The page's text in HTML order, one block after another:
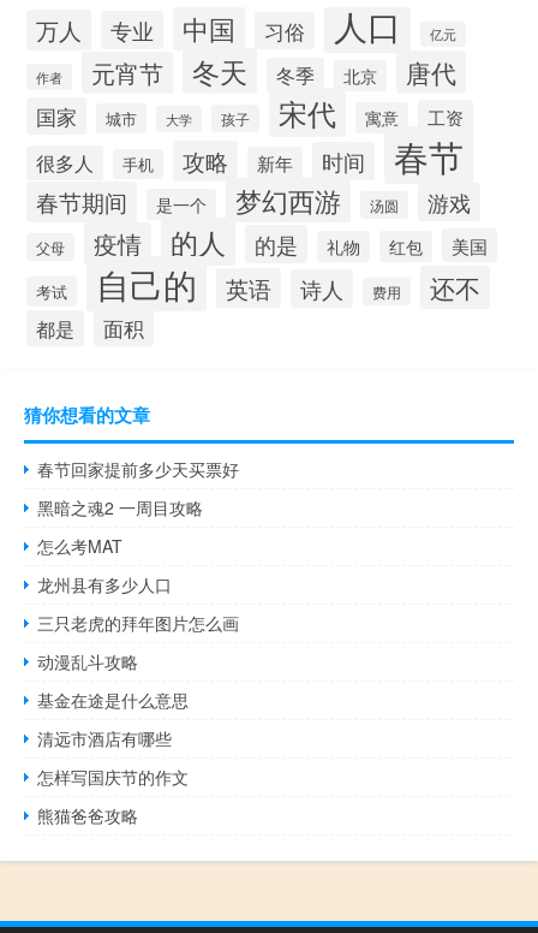
万人 专业 中国 习俗 人口 亿元
作者 元宵节 冬天 冬季 北京 唐代
国家 城市 大学 孩子 宋代 寓意 工资
很多人 手机 攻略 新年 时间 春节
春节期间 是一个 梦幻西游 汤圆 游戏
父母 疫情 的人 的是 礼物 红包 美国
考试 自己的 英语 诗人 费用 还不
都是 面积
猜你想看的文章
春节回家提前多少天买票好
黑暗之魂2 一周目攻略
怎么考MAT
龙州县有多少人口
三只老虎的拜年图片怎么画
动漫乱斗攻略
基金在途是什么意思
清远市酒店有哪些
怎样写国庆节的作文
熊猫爸爸攻略